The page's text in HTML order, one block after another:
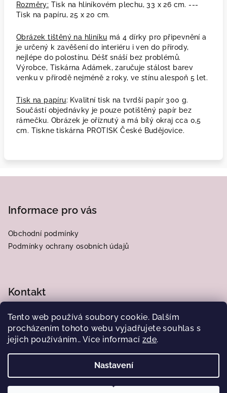
Tento web používá soubory cookie. Dalším
procházením tohoto webu vyjadřujete souhlas s
jejich používáním.. Více informací zde.
Nastavení
Rozměry: Tisk na hliníkovém plechu, 33 x 26 cm. ---
Tisk na papíru, 25 x 20 cm.
Obrázek tištěný na hliníku má 4 dírky pro připevnění a
je určený k zavěšení do interiéru i ven do přírody,
nejlépe do polostínu. Déšť snáší bez problémů.
Výrobce, Tiskárna Adámek, zaručuje stálost barev
venku v přírodě nejméně 2 roky, ve stínu alespoň 5 let.
Tisk na papíru: Kvalitní tisk na tvrdší papír 300 g.
Součástí objednávky je pouze potištěný papír bez
rámečku. Obrázek je oříznutý a má bílý okraj cca 0,5
cm. Tiskne tiskárna PROTISK České Budějovice.
Informace pro vás
Obchodní podmínky
Podmínky ochrany osobních údajů
Kontakt
frantiska.j@centrum.cz
776564185
vyhrazena.